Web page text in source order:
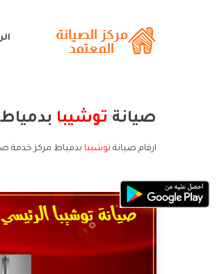
صيانة توشيبا بدمياط
ارقام صيانة توشيبا بدمياط مركز خدمة